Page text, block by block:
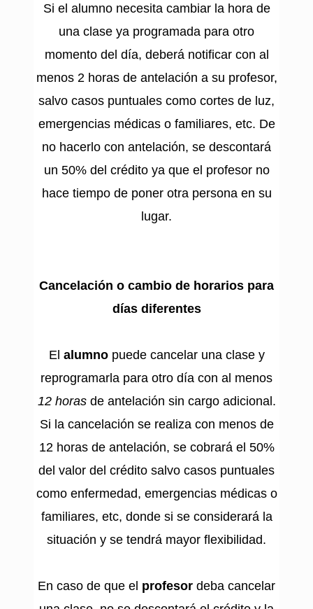
Si el alumno necesita cambiar la hora de
una clase ya programada para otro
momento del día, deberá notificar con al
menos 2 horas de antelación a su profesor,
salvo casos puntuales como cortes de luz,
emergencias médicas o familiares, etc. De
no hacerlo con antelación, se descontará
un 50% del crédito ya que el profesor no
hace tiempo de poner otra persona en su
lugar.
Cancelación o cambio de horarios para
días diferentes
El alumno puede cancelar una clase y
reprogramarla para otro día con al menos
12 horasde antelación sin cargo adicional.
Si la cancelación se realiza con menos de
12 horas de antelación, se cobrará el 50%
del valor del crédito salvo casos puntuales
como enfermedad, emergencias médicas o
familiares, etc, donde si se considerará la
situación y se tendrá mayor flexibilidad.
En caso de que el profesor deba cancelar